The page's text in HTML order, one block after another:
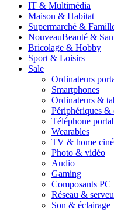
IT & Multimédia
Maison & Habitat
Supermarché &
NouveauBeauté &
Bricolage & Hobby
Sport & Loisirs
Sale
Ordinateurs
Smartphones
Ordinateurs &
Périphériques &
Téléphone
Wearables
TV & home
Photo & vidéo
Audio
Gaming
Composants PC
Réseau &
Son & éclairage